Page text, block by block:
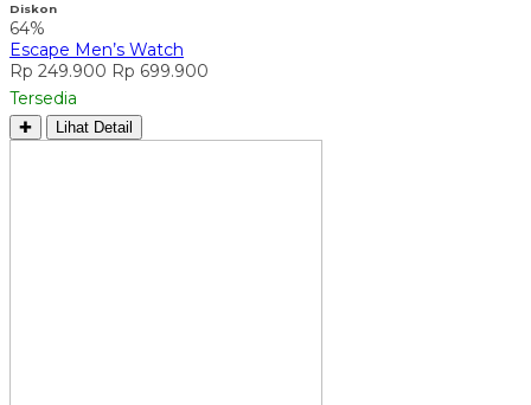
Diskon
64%
Escape Men’s Watch
Rp 249.900 Rp 699.900
Tersedia
✚ Lihat Detail